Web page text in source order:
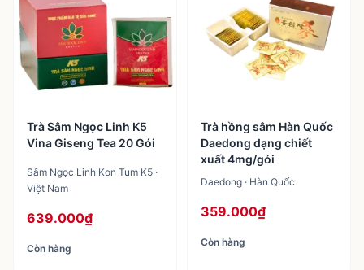
Trà Sâm Ngọc Linh K5
Vina Giseng Tea 20 Gói
Sâm Ngọc Linh Kon Tum K5 ·
Việt Nam
639.000₫
Còn hàng
Trà hồng sâm Hàn Quốc
Daedong dạng chiết
xuất 4mg/gói
Daedong · Hàn Quốc
359.000₫
Còn hàng